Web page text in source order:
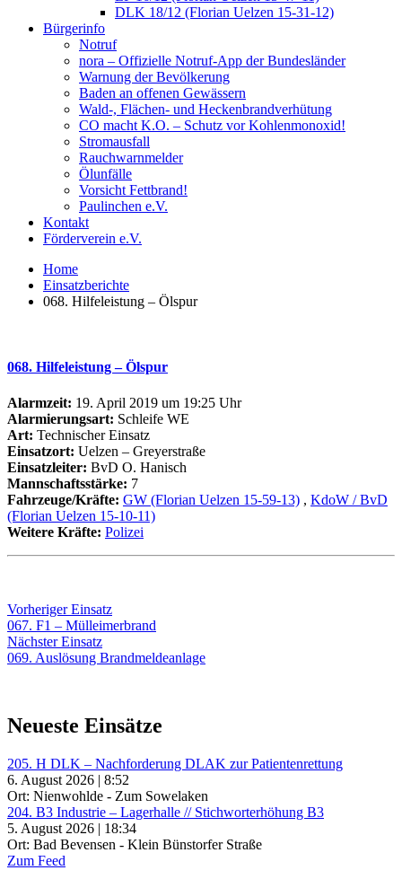
DLK 18/12 (Florian Uelzen 15-31-12)
Bürgerinfo
Notruf
nora – Offizielle Notruf-App der Bundesländer
Warnung der Bevölkerung
Baden an offenen Gewässern
Wald-, Flächen- und Heckenbrandverhütung
CO macht K.O. – Schutz vor Kohlenmonoxid!
Stromausfall
Rauchwarnmelder
Ölunfälle
Vorsicht Fettbrand!
Paulinchen e.V.
Kontakt
Förderverein e.V.
Home
Einsatzberichte
068. Hilfeleistung – Ölspur
068. Hilfeleistung – Ölspur
Alarmzeit: 19. April 2019 um 19:25 Uhr
Alarmierungsart: Schleife WE
Art: Technischer Einsatz
Einsatzort: Uelzen – Greyerstraße
Einsatzleiter: BvD O. Hanisch
Mannschaftsstärke: 7
Fahrzeuge/Kräfte: GW (Florian Uelzen 15-59-13) , KdoW / BvD
(Florian Uelzen 15-10-11)
Weitere Kräfte: Polizei
Beitragsnavigation
Vorheriger EinsatzVorheriger
Einsatz:
067. F1 – Mülleimerbrand
Nächster EinsatzNächster
Einsatz:
069. Auslösung Brandmeldeanlage
Neueste Einsätze
205. H DLK – Nachforderung DLAK zur Patientenrettung
6. August 2026 | 8:52
Ort: Nienwohlde - Zum Sowelaken
204. B3 Industrie – Lagerhalle // Stichworterhöhung B3
5. August 2026 | 18:34
Ort: Bad Bevensen - Klein Bünstorfer Straße
Zum Feed